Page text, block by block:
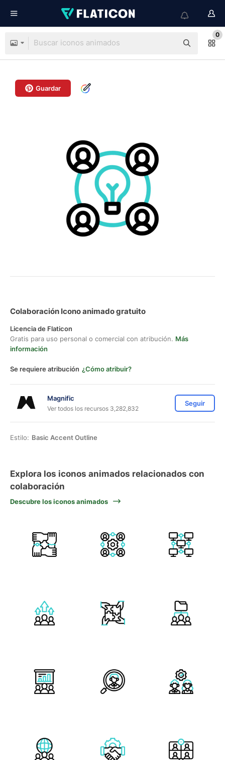
0
Guardar
Colaboración Icono animado gratuito
Licencia de Flaticon
Gratis para uso personal o comercial con atribución. Más
información
Se requiere atribución ¿Cómo atribuir?
Magnific
Ver todos los recursos 3,282,832
Seguir
Estilo: Basic Accent Outline
Explora los iconos animados relacionados con
colaboración
Descubre los iconos animados